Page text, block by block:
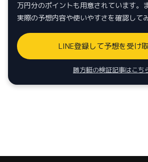
万円分のポイントも用意されています。
実際の予想内容や使いやすさを確認して
LINE登録して予想を受け
勝方艇の検証記事はこち